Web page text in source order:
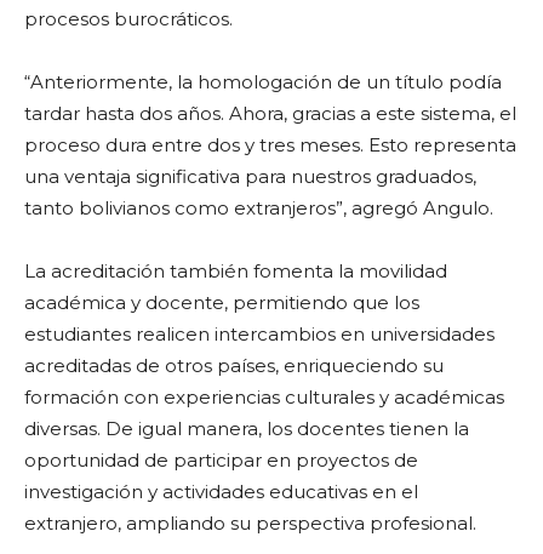
procesos burocráticos.
“Anteriormente, la homologación de un título podía
tardar hasta dos años. Ahora, gracias a este sistema, el
proceso dura entre dos y tres meses. Esto representa
una ventaja significativa para nuestros graduados,
tanto bolivianos como extranjeros”, agregó Angulo.
La acreditación también fomenta la movilidad
académica y docente, permitiendo que los
estudiantes realicen intercambios en universidades
acreditadas de otros países, enriqueciendo su
formación con experiencias culturales y académicas
diversas. De igual manera, los docentes tienen la
oportunidad de participar en proyectos de
investigación y actividades educativas en el
extranjero, ampliando su perspectiva profesional.